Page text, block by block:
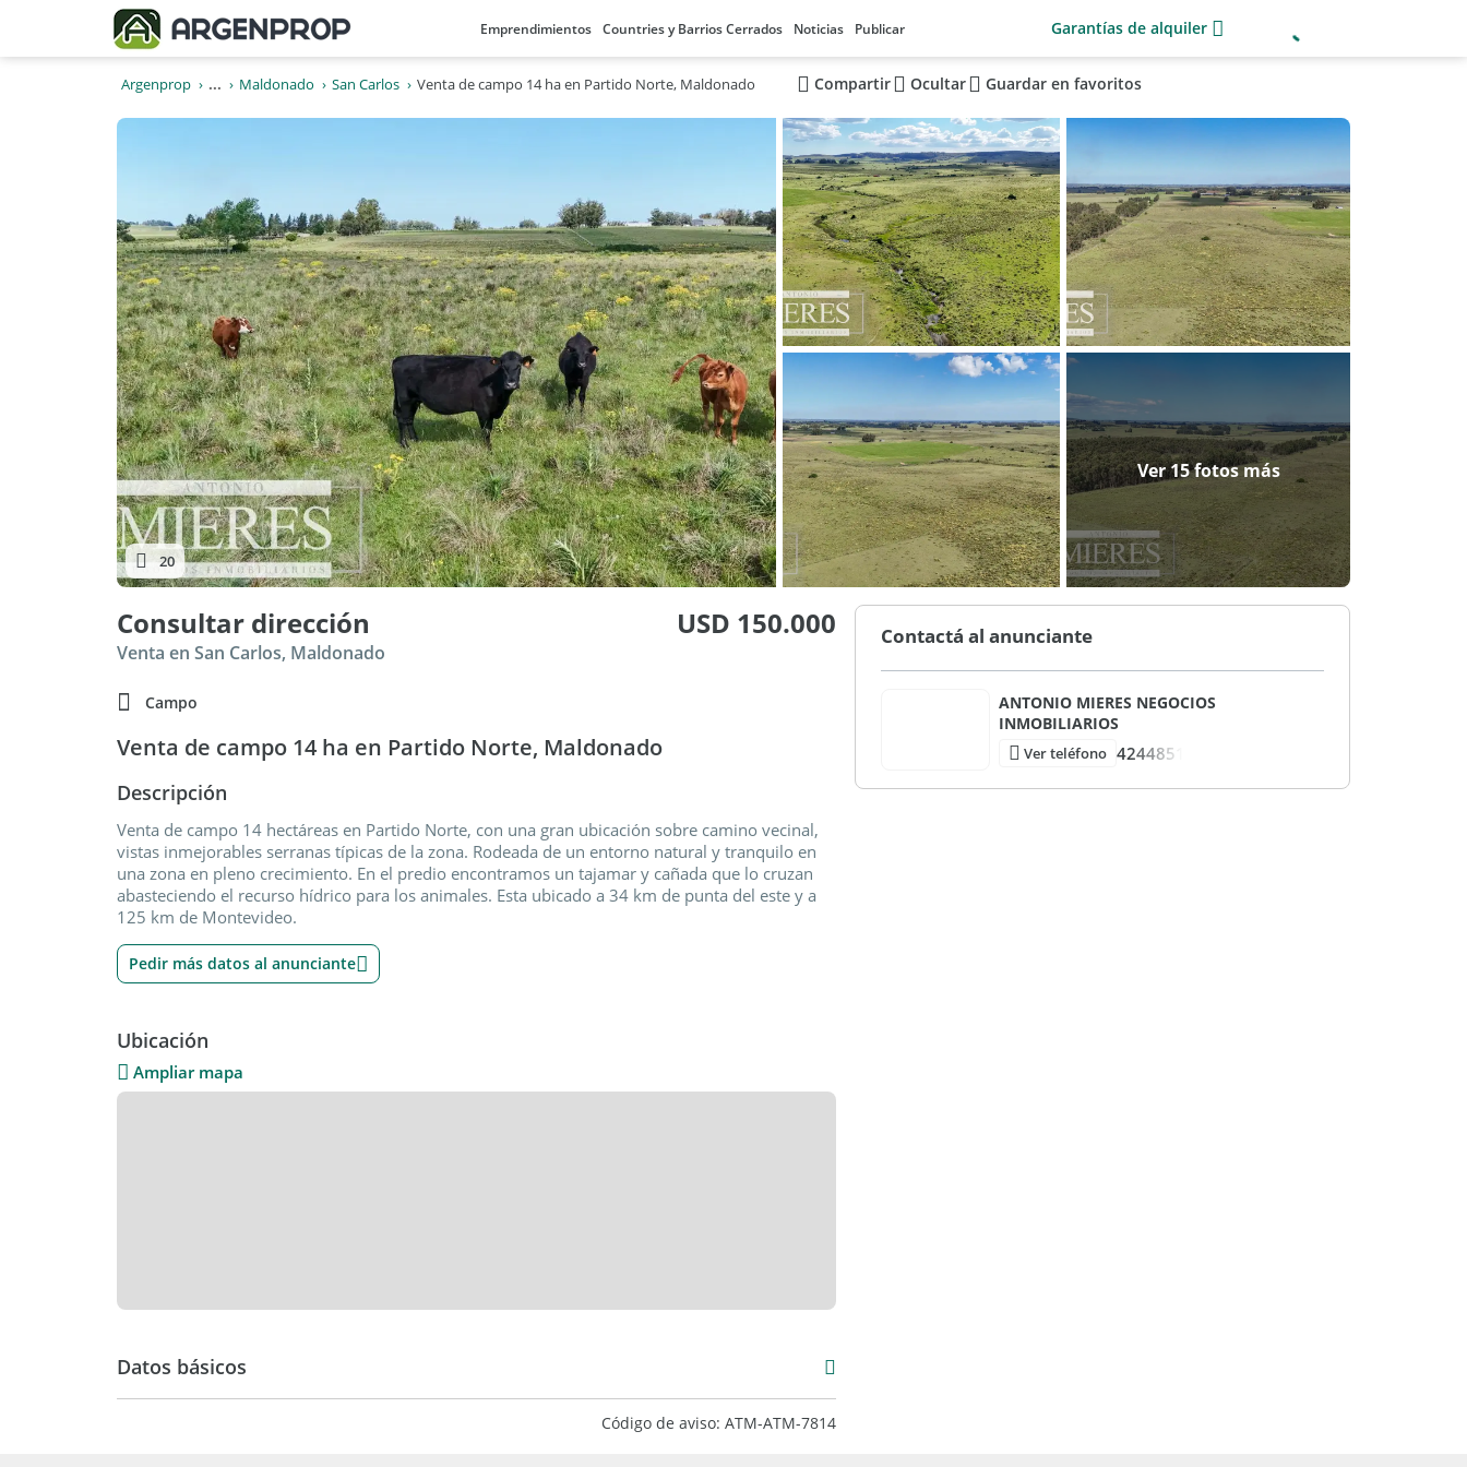
Emprendimientos Countries y Barrios Cerrados Noticias Publicar Garantías de alquiler
Argenprop ... Maldonado San Carlos Venta de campo 14 ha en Partido Norte, Maldonado Compartir Ocultar Guardar en favoritos
Ver 15 fotos más
20
Consultar dirección USD 150.000
Venta en San Carlos, Maldonado
Campo
Venta de campo 14 ha en Partido Norte, Maldonado
Descripción
Venta de campo 14 hectáreas en Partido Norte, con una gran ubicación sobre camino vecinal,
vistas inmejorables serranas típicas de la zona. Rodeada de un entorno natural y tranquilo en
una zona en pleno crecimiento. En el predio encontramos un tajamar y cañada que lo cruzan
abasteciendo el recurso hídrico para los animales. Esta ubicado a 34 km de punta del este y a
125 km de Montevideo.
Pedir más datos al anunciante
Ubicación
Ampliar mapa
Datos básicos
Código de aviso: ATM-ATM-7814
Contactá al anunciante
ANTONIO MIERES NEGOCIOS
INMOBILIARIOS
Ver teléfono 4244851